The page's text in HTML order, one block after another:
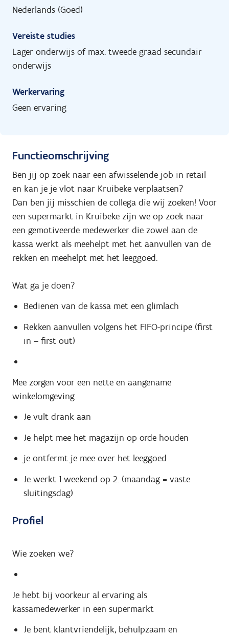
Nederlands (Goed)
Vereiste studies
Lager onderwijs of max. tweede graad secundair
onderwijs
Werkervaring
Geen ervaring
Functieomschrijving
Ben jij op zoek naar een afwisselende job in retail
en kan je je vlot naar Kruibeke verplaatsen?
Dan ben jij misschien de collega die wij zoeken! Voor
een supermarkt in Kruibeke zijn we op zoek naar
een gemotiveerde medewerker die zowel aan de
kassa werkt als meehelpt met het aanvullen van de
rekken en meehelpt met het leeggoed.
Wat ga je doen?
Bedienen van de kassa met een glimlach
Rekken aanvullen volgens het FIFO-principe (first
in – first out)
Mee zorgen voor een nette en aangename
winkelomgeving
Je vult drank aan
Je helpt mee het magazijn op orde houden
je ontfermt je mee over het leeggoed
Je werkt 1 weekend op 2. (maandag = vaste
sluitingsdag)
Profiel
Wie zoeken we?
Je hebt bij voorkeur al ervaring als
kassamedewerker in een supermarkt
Je bent klantvriendelijk, behulpzaam en